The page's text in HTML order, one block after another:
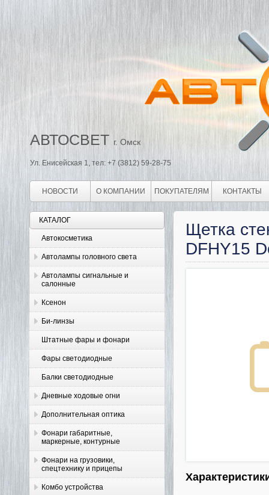
АВТОСВЕТ г. Омск
Ул. Енисейская 1, тел: +7 (3812) 59-28-75
НОВОСТИ О КОМПАНИИ ПОКУПАТЕЛЯМ КОНТАКТЫ
КАТАЛОГ
Автокосметика
Автолампы головного света
Автолампы сигнальные и
салонные
Ксенон
Би-линзы
Штатные фары и фонари
Фары светодиодные
Балки светодиодные
Дневные ходовые огни
Дополнительная оптика
Фонари габаритные,
маркерные, контурные
Фонари на грузовики,
спецтехнику и прицепы
Комбо устройства
Щетка
DFHY15